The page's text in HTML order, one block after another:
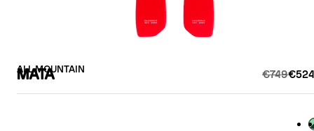
ALL MOUNTAIN
MATA €749